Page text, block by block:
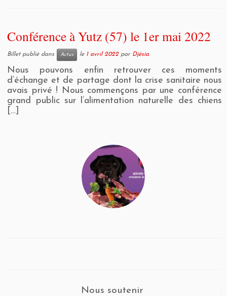
Conférence à Yutz (57) le 1er mai 2022
Billet publié dans Actus le 1 avril 2022 par Djésia
Nous pouvons enfin retrouver ces moments
d’échange et de partage dont la crise sanitaire nous
avais privé ! Nous commençons par une conférence
grand public sur l’alimentation naturelle des chiens
[…]
Nous soutenir